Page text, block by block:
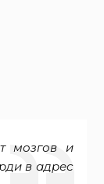
мозгов и
в адрес